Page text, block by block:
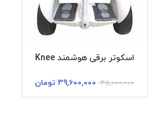
اسکوتر برقی هوشمند Knee
45,000,000
39,600,000 تومان